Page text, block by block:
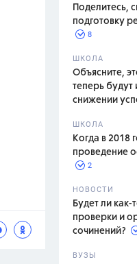
Поделитесь,
подготовку
8
ШКОЛА
Объясните,
теперь
снижении
ШКОЛА
Когда в 2018
проведение
2
НОВОСТИ
Будет ли как-
проверки и
сочинений?
ВУЗЫ